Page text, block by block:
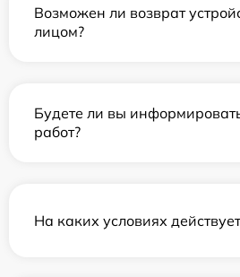
Возможен ли возврат
лицом?
Будете ли вы
работ?
На каких условиях